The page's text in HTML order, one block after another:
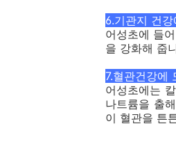
6.기관지 건
어성초에 들
을 강화해 줍
7.혈관건강에
어성초에는
나트륨을 출
이 혈관을 튼